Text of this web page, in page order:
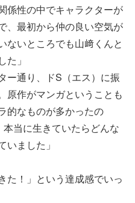
係性の中でキャラクターが
、最初から仲の良い空気が
ないところでも山﨑くんと
」
ー通り、ドS（エス）に振
原作がマンガということも
的なものが多かったの
本当に生きていたらどんな
ました」
た！」という達成感でいっ